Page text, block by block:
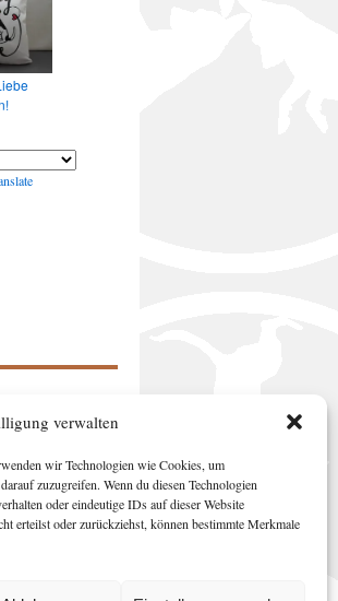
verwalten
wir Technologien wie Cookies, um
zuzugreifen. Wenn du diesen Technologien
oder eindeutige IDs auf dieser Website
erteilst oder zurückziehst, können bestimmte Merkmale